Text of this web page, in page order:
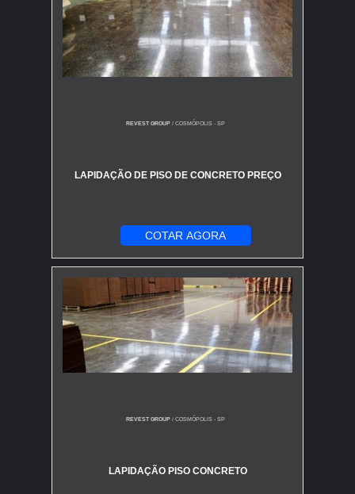
REVEST GROUP/ COSMÓPOLIS - SP
LAPIDAÇÃO DE PISO DE CONCRETO PREÇO
COTAR AGORA
REVEST GROUP/ COSMÓPOLIS - SP
LAPIDAÇÃO PISO CONCRETO